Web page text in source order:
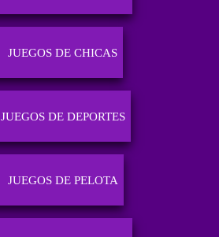
JUEGOS DE CHICAS
JUEGOS DE DEPORTES
JUEGOS DE PELOTA